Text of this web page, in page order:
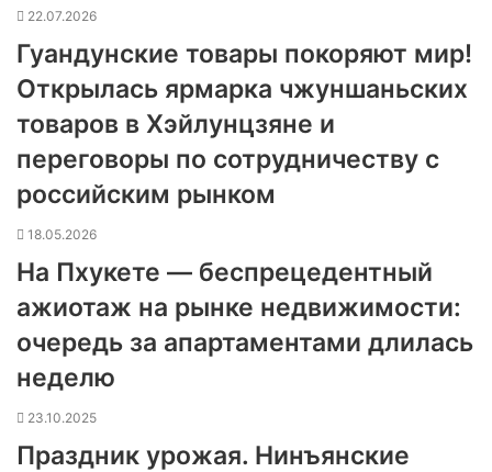
22.07.2026
Гуандунские товары покоряют мир!
Открылась ярмарка чжуншаньских
товаров в Хэйлунцзяне и
переговоры по сотрудничеству с
российским рынком
18.05.2026
На Пхукете — беспрецедентный
ажиотаж на рынке недвижимости:
очередь за апартаментами длилась
неделю
23.10.2025
Праздник урожая. Нинъянские